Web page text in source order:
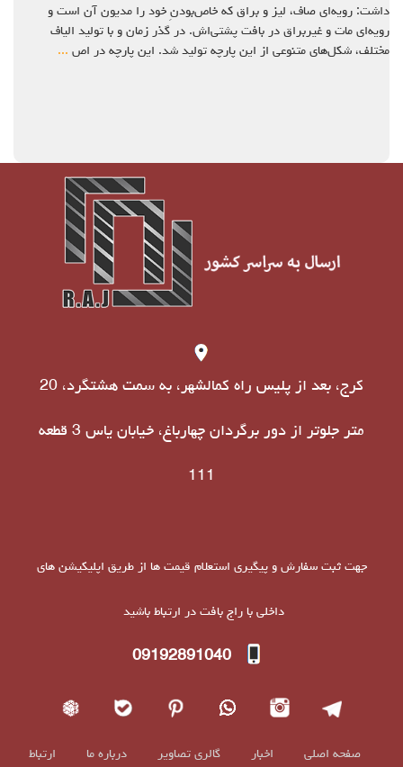
داشت: رویه‌ای صاف، لیز و براق که خاص‌بودنِ خود را مدیون آن است و
رویه‌ای مات و غیربراق در بافت پشتی‌اش. در گذر زمان و با تولید الیاف
مختلف، شکل‌های متنوعی از این پارچه تولید شد. این پارچه در اص ...
کرج، بعد از پلیس راه کمالشهر، به سمت هشتگرد، 20
متر جلوتر از دور برگردان چهارباغ، خیابان یاس 3 قطعه
111
جهت ثبت سفارش و پیگیری استعلام قیمت ها از طریق اپلیکیشن های
داخلی با راج بافت در ارتباط باشید
09192891040
صفحه اصلی اخبار گالری تصاویر درباره ما
ارتباط